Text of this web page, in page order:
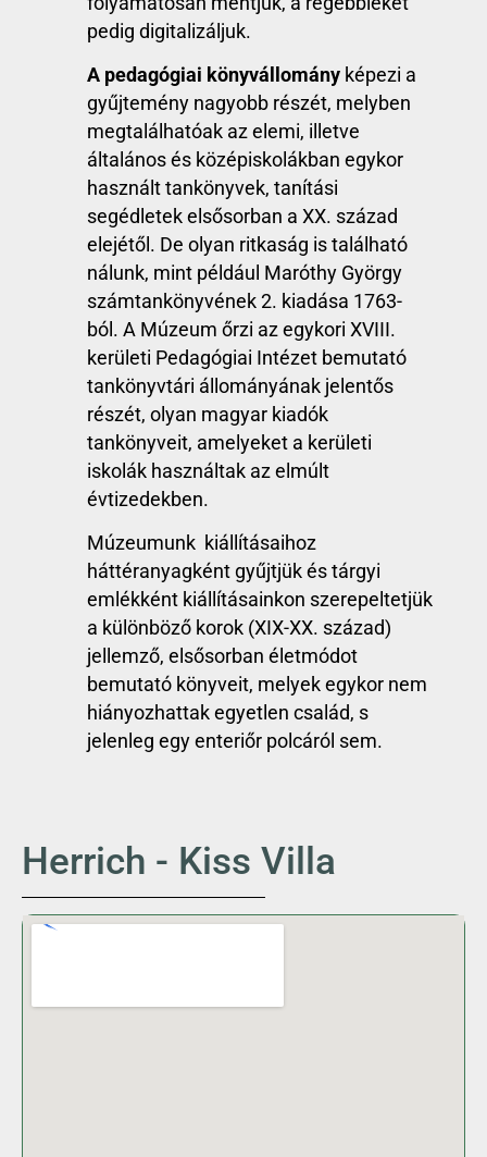
pedig digitalizáljuk.
A pedagógiai könyvállomány képezi a
gyűjtemény nagyobb részét, melyben
megtalálhatóak az elemi, illetve
általános és középiskolákban egykor
használt tankönyvek, tanítási
segédletek elsősorban a XX. század
elejétől. De olyan ritkaság is található
nálunk, mint például Maróthy György
számtankönyvének 2. kiadása 1763-
ból. A Múzeum őrzi az egykori XVIII.
kerületi Pedagógiai Intézet bemutató
tankönyvtári állományának jelentős
részét, olyan magyar kiadók
tankönyveit, amelyeket a kerületi
iskolák használtak az elmúlt
évtizedekben.
Múzeumunk kiállításaihoz
háttéranyagként gyűjtjük és tárgyi
emlékként kiállításainkon szerepeltetjük
a különböző korok (XIX-XX. század)
jellemző, elsősorban életmódot
bemutató könyveit, melyek egykor nem
hiányozhattak egyetlen család, s
jelenleg egy enteriőr polcáról sem.
Herrich - Kiss Villa